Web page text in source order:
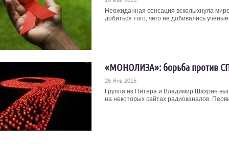
Неожиданная сенсация всколыхнула
добиться того, чего не добивались
«МОНОЛИЗА»: борьба против
26 Янв 2015
Группа из Питера и Владимир Шахрин
на некоторых сайтах радиоканалов.